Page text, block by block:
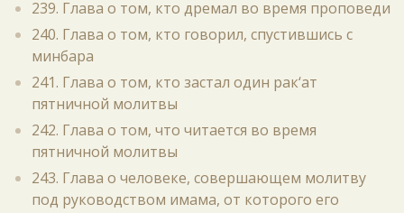
239. Глава о том, кто дремал во время проповеди
240. Глава о том, кто говорил, спустившись с
минбара
241. Глава о том, кто застал один рак‘ат
пятничной молитвы
242. Глава о том, что читается во время
пятничной молитвы
243. Глава о человеке, совершающем молитву
под руководством имама, от которого его